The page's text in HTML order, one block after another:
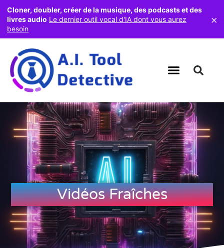
Vidéos Fraîches
Cloner, doubler, créer de la musique, des podcasts et des
livres audio Le dernier outil vocal d'IA dont vous aurez
besoin
×